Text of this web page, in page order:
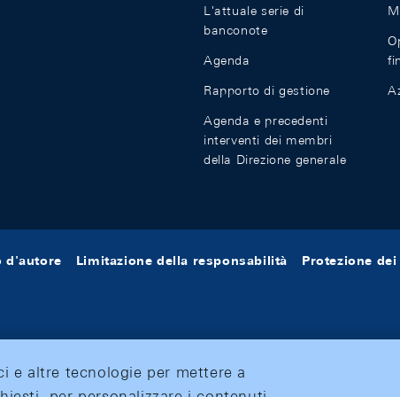
L'attuale serie di
banconote
Agenda
Rapporto di gestione
Agenda e precedenti
interventi dei membri
della Direzione generale
d'autore Limitazione della responsabilità Protezione dei
e altre tecnologie per mettere a